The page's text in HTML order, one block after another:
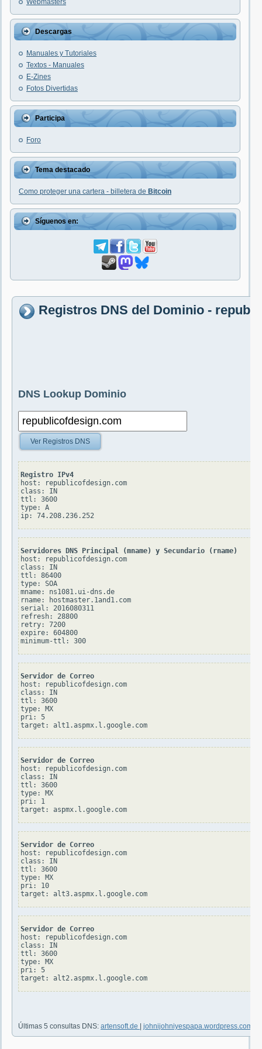
Webmasters
Descargas
Manuales y Tutoriales
Textos - Manuales
E-Zines
Fotos Divertidas
Participa
Foro
Tema destacado
Como proteger una cartera - billetera de Bitcoin
Síguenos en:
Registros DNS del Dominio -
DNS Lookup Dominio
Ver Registros DNS
Registro IPv4
host: republicofdesign.com
class: IN
ttl: 3600
type: A
Servidores DNS Principal (mname) y Secundario (rname)
host: republicofdesign.com
class: IN
ttl: 86400
type: SOA
mname: ns1081.ui-dns.de
rname: hostmaster.1and1.com
serial: 2016080311
refresh: 28800
retry: 7200
expire: 604800
Servidor de Correo
host: republicofdesign.com
class: IN
ttl: 3600
type: MX
pri: 5
Servidor de Correo
host: republicofdesign.com
class: IN
ttl: 3600
type: MX
pri: 1
Servidor de Correo
host: republicofdesign.com
class: IN
ttl: 3600
type: MX
pri: 10
Servidor de Correo
host: republicofdesign.com
class: IN
ttl: 3600
type: MX
pri: 5
Últimas 5 consultas DNS: artensoft.de johnijohniyespapa.wordpress.com